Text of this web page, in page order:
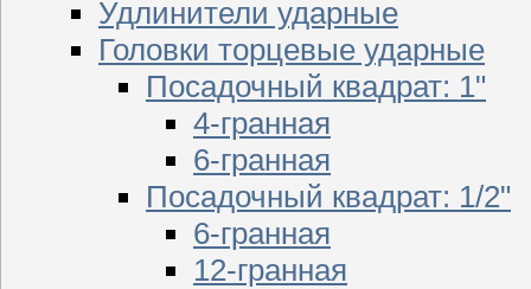
Удлинители ударные
Головки торцевые ударные
Посадочный квадрат: 1"
4-гранная
6-гранная
Посадочный квадрат: 1/2"
6-гранная
12-гранная